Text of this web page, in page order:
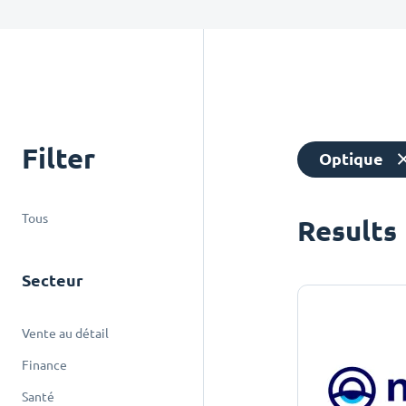
Filter
Tous
Secteur
Vente au détail
Finance
Santé
Optique
Results